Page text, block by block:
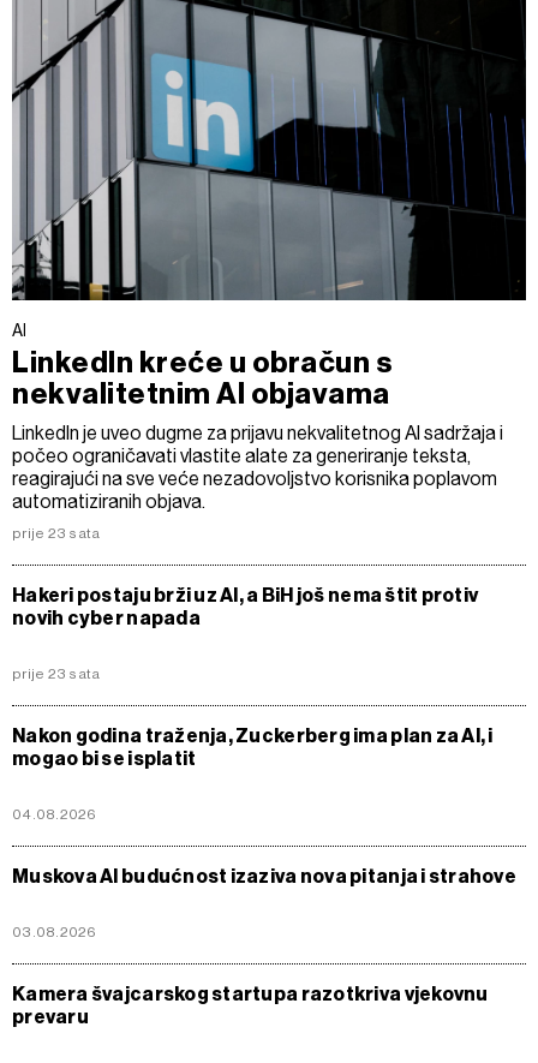
AI
LinkedIn kreće u obračun s
nekvalitetnim AI objavama
LinkedIn je uveo dugme za prijavu nekvalitetnog AI sadržaja i
počeo ograničavati vlastite alate za generiranje teksta,
reagirajući na sve veće nezadovoljstvo korisnika poplavom
automatiziranih objava.
prije 23 sata
Hakeri postaju brži uz AI, a BiH još nema štit protiv
novih cyber napada
prije 23 sata
Nakon godina traženja, Zuckerberg ima plan za Al, i
mogao bi se isplatit
04.08.2026
Muskova AI budućnost izaziva nova pitanja i strahove
03.08.2026
Kamera švajcarskog startupa razotkriva vjekovnu
prevaru